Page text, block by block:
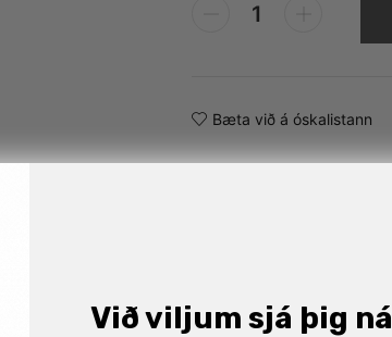
Bæta við á óskalistann
Við viljum sjá þig ná